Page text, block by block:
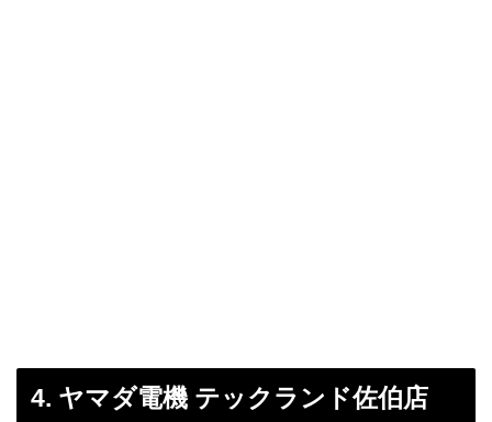
4. ヤマダ電機 テックランド佐伯店